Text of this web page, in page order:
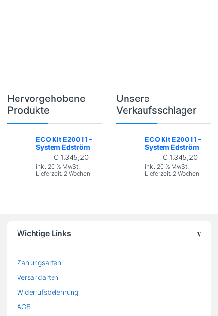
Brands Carousel
Hervorgehobene
Produkte
ECO Kit E20011 –
System Edström
€ 1.345,20
inkl. 20 % MwSt.
Lieferzeit: 2 Wochen
Unsere
Verkaufsschlager
ECO Kit E20011 –
System Edström
€ 1.345,20
inkl. 20 % MwSt.
Lieferzeit: 2 Wochen
Wichtige Links
Zahlungsarten
Versandarten
Widerrufsbelehrung
AGB